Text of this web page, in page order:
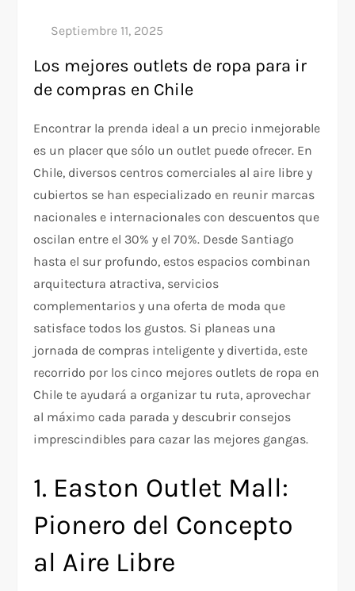
Los mejores outlets de ropa para ir
de compras en Chile
Encontrar la prenda ideal a un precio inmejorable
es un placer que sólo un outlet puede ofrecer. En
Chile, diversos centros comerciales al aire libre y
cubiertos se han especializado en reunir marcas
nacionales e internacionales con descuentos que
oscilan entre el 30% y el 70%. Desde Santiago
hasta el sur profundo, estos espacios combinan
arquitectura atractiva, servicios
complementarios y una oferta de moda que
satisface todos los gustos. Si planeas una
jornada de compras inteligente y divertida, este
recorrido por los cinco mejores outlets de ropa en
Chile te ayudará a organizar tu ruta, aprovechar
al máximo cada parada y descubrir consejos
imprescindibles para cazar las mejores gangas.
1. Easton Outlet Mall:
Pionero del Concepto
al Aire Libre